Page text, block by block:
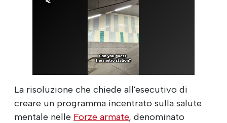
La risoluzione che chiede all'esecutivo di
creare un programma incentrato sulla salute
mentale nelle Forze armate, denominato